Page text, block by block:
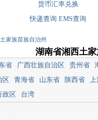
货币汇率兑换
快递查询 EMS查询
家族苗族自治州
湖南省湘西土
省 广西壮族自治区 贵州省
区 青海省 山东省 陕西省
上
政区 台湾